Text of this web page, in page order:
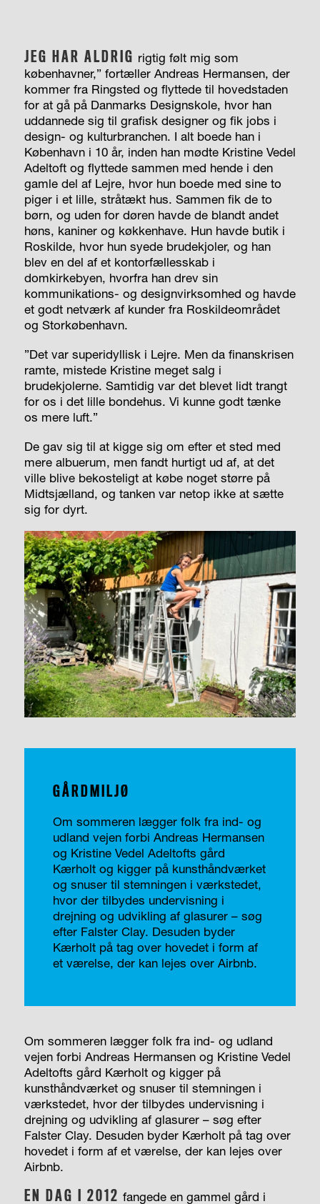
JEG HAR ALDRIG rigtig følt mig som
københavner,” fortæller Andreas Hermansen, der
kommer fra Ringsted og flyttede til hovedstaden
for at gå på Danmarks Designskole, hvor han
uddannede sig til grafisk designer og fik jobs i
design- og kulturbranchen. I alt boede han i
København i 10 år, inden han mødte Kristine Vedel
Adeltoft og flyttede sammen med hende i den
gamle del af Lejre, hvor hun boede med sine to
piger i et lille, stråtækt hus. Sammen fik de to
børn, og uden for døren havde de blandt andet
høns, kaniner og køkkenhave. Hun havde butik i
Roskilde, hvor hun syede brudekjoler, og han
blev en del af et kontorfællesskab i
domkirkebyen, hvorfra han drev sin
kommunikations- og designvirksomhed og havde
et godt netværk af kunder fra Roskildeområdet
og Storkøbenhavn.
”Det var superidyllisk i Lejre. Men da finanskrisen
ramte, mistede Kristine meget salg i
brudekjolerne. Samtidig var det blevet lidt trangt
for os i det lille bondehus. Vi kunne godt tænke
os mere luft.”
De gav sig til at kigge sig om efter et sted med
mere albuerum, men fandt hurtigt ud af, at det
ville blive bekosteligt at købe noget større på
Midtsjælland, og tanken var netop ikke at sætte
sig for dyrt.
GÅRDMILJØ
Om sommeren lægger folk fra ind- og
udland vejen forbi Andreas Hermansen
og Kristine Vedel Adeltofts gård
Kærholt og kigger på kunsthåndværket
og snuser til stemningen i værkstedet,
hvor der tilbydes undervisning i
drejning og udvikling af glasurer – søg
efter Falster Clay. Desuden byder
Kærholt på tag over hovedet i form af
et værelse, der kan lejes over Airbnb.
Om sommeren lægger folk fra ind- og udland
vejen forbi Andreas Hermansen og Kristine Vedel
Adeltofts gård Kærholt og kigger på
kunsthåndværket og snuser til stemningen i
værkstedet, hvor der tilbydes undervisning i
drejning og udvikling af glasurer – søg efter
Falster Clay. Desuden byder Kærholt på tag over
hovedet i form af et værelse, der kan lejes over
Airbnb.
EN DAG I 2012 fangede en gammel gård i